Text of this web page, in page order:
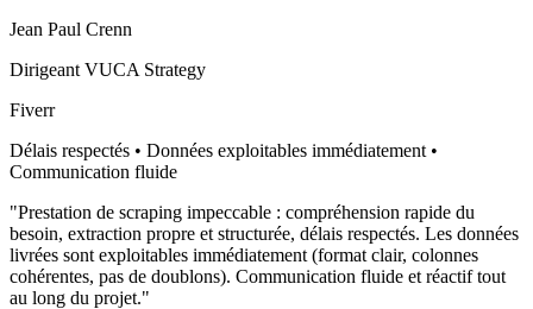
Jean Paul Crenn
Dirigeant VUCA Strategy
Fiverr
Délais respectés • Données exploitables immédiatement •
Communication fluide
"Prestation de scraping impeccable : compréhension rapide du
besoin, extraction propre et structurée, délais respectés. Les données
livrées sont exploitables immédiatement (format clair, colonnes
cohérentes, pas de doublons). Communication fluide et réactif tout
au long du projet."